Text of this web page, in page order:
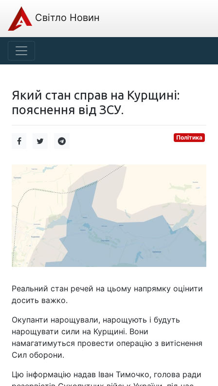
Світло Новин
Який стан справ на Курщині:
пояснення від ЗСУ.
Політика
Реальний стан речей на цьому напрямку оцінити
досить важко.
Окупанти нарощували, нарощують і будуть
нарощувати сили на Курщині. Вони
намагатимуться провести операцію з витіснення
Сил оборони.
Цю інформацію надав Іван Тимочко, голова ради